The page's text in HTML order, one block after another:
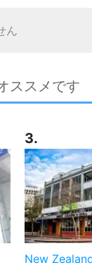
ん
ススメです
3.
New